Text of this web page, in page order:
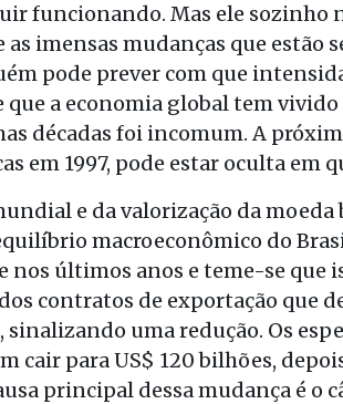
funcionando. Mas ele sozinho
imensas mudanças que estão
pode prever com que
que a economia global tem
décadas foi incomum. A
em 1997, pode estar oculta em
e da valorização da
macroeconômico do
nos últimos anos e teme-se que
contratos de exportação que
sinalizando uma redução. Os
cair para US$ 120 bilhões,
principal dessa mudança é o